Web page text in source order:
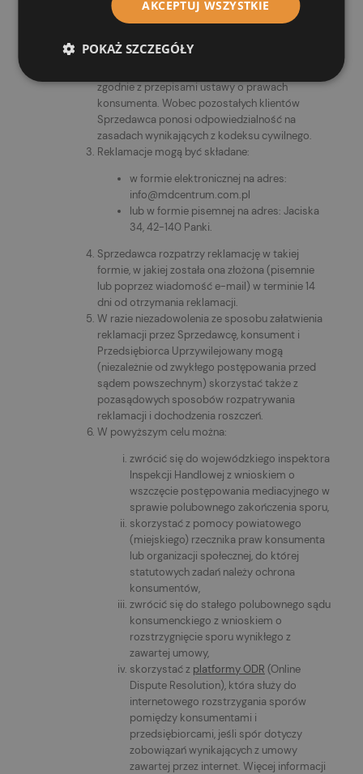
Sprzedawca zobowiązany jest dostarczyć
klientowi Towary zgodne z Umową.
Wobec konsumentów i Przedsiębiorców
Uprzywilejowanych Sprzedawca ponosi
zgodnie z przepisami ustawy o prawach
konsumenta. Wobec pozostałych klientów
Sprzedawca ponosi odpowiedzialność na
zasadach wynikających z kodeksu cywilnego.
Reklamacje mogą być składane:
w formie elektronicznej na adres:
info@mdcentrum.com.pl
lub w formie pisemnej na adres: Jaciska
34, 42-140 Panki.
Sprzedawca rozpatrzy reklamację w takiej
formie, w jakiej została ona złożona (pisemnie
lub poprzez wiadomość e-mail) w terminie 14
dni od otrzymania reklamacji.
W razie niezadowolenia ze sposobu załatwienia
reklamacji przez Sprzedawcę, konsument i
Przedsiębiorca Uprzywilejowany mogą
(niezależnie od zwykłego postępowania przed
sądem powszechnym) skorzystać także z
pozasądowych sposobów rozpatrywania
reklamacji i dochodzenia roszczeń.
W powyższym celu można:
zwrócić się do wojewódzkiego inspektora
Inspekcji Handlowej z wnioskiem o
wszczęcie postępowania mediacyjnego w
sprawie polubownego zakończenia sporu,
skorzystać z pomocy powiatowego
(miejskiego) rzecznika praw konsumenta
lub organizacji społecznej, do której
statutowych zadań należy ochrona
konsumentów,
zwrócić się do stałego polubownego sądu
konsumenckiego z wnioskiem o
rozstrzygnięcie sporu wynikłego z
zawartej umowy,
skorzystać z platformy ODR (Online
Dispute Resolution), która służy do
internetowego rozstrzygania sporów
pomiędzy konsumentami i
przedsiębiorcami, jeśli spór dotyczy
zobowiązań wynikających z umowy
zawartej przez internet. Więcej informacji
AKCEPTUJ WSZYSTKIE
POKAŻ SZCZEGÓŁY